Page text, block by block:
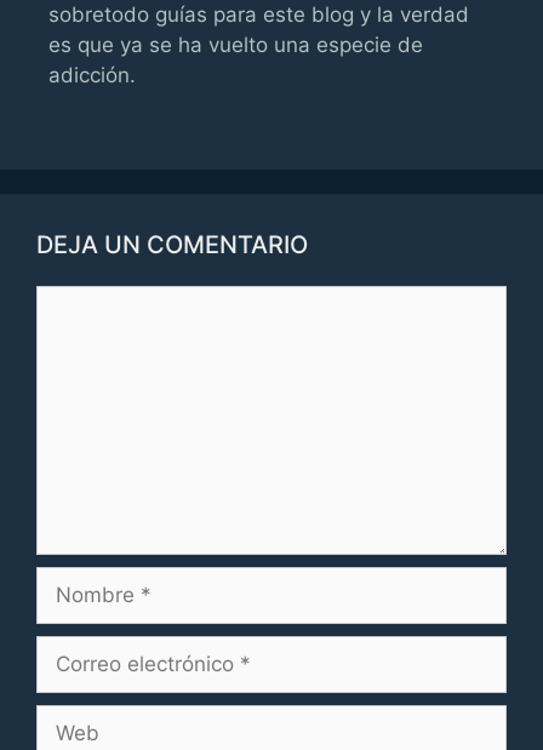
sobretodo guías para este blog y la verdad
es que ya se ha vuelto una especie de
adicción.
DEJA UN COMENTARIO
Nombre
Correo
Web